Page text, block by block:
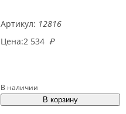
Артикул: 12816
Цена:2 534 ₽
В наличии